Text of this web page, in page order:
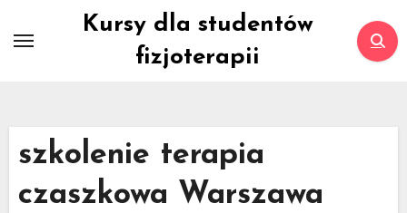
Kursy dla studentów
fizjoterapii
szkolenie terapia
czaszkowa Warszawa